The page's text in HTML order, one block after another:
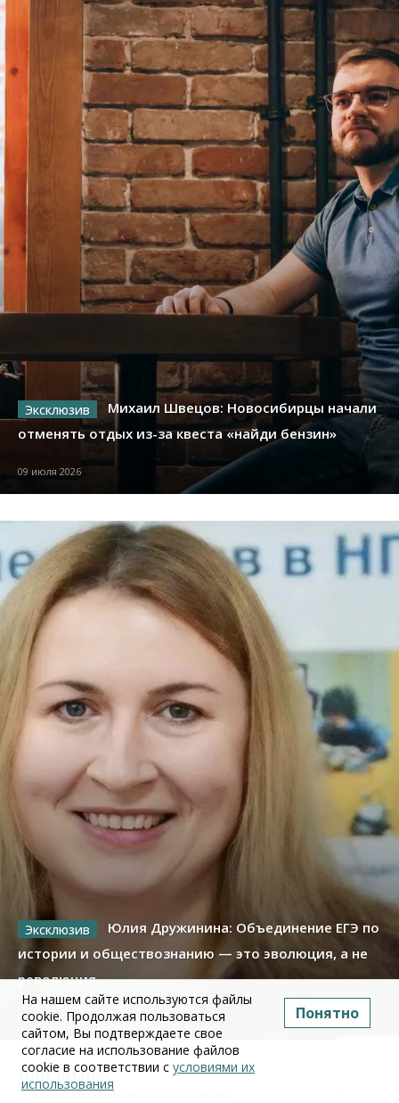
Михаил Швецов: Новосибирцы начали
отменять отдых из-за квеста «найди бензин»
09 июля 2026
Юлия Дружинина: Объединение ЕГЭ по
истории и обществознанию — это эволюция, а не
революция
02 июля 2026
Про Бизнес
На нашем сайте используются файлы
cookie. Продолжая пользоваться
сайтом, Вы подтверждаете свое
согласие на использование файлов
cookie в соответствии с условиями их
использования
Понятно